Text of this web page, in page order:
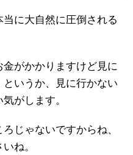
に大自然に圧倒される
がかかりますけど見に
いうか、見に行かない
がします。
じゃないですからね、
ね。